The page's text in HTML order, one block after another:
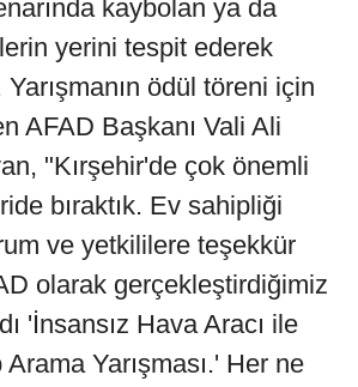
kaybolan ya da
yerini tespit ederek
ödül töreni için
AFAD Başkanı Vali Ali
"Kırşehir'de çok önemli
bıraktık. Ev sahipliği
ve yetkililere teşekkür
olarak gerçekleştirdiğimiz
'İnsansız Hava Aracı ile
Yarışması.' Her ne